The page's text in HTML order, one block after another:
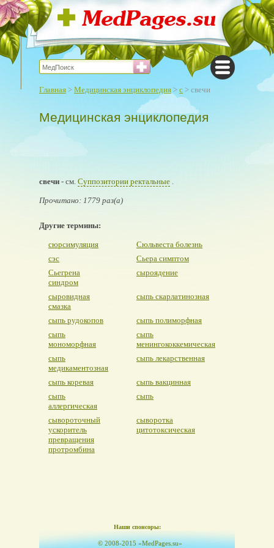
Главная > Медицинская энциклопедия > с > свечи
Медицинская энциклопедия
свечи - см. Суппозитории ректальные .
Прочитано: 1779 раз(а)
Другие термины:
сюрсимуляция
Сюльвеста болезнь
сэс
Сьера симптом
Сьегрена
синдром
сыроядение
сыровидная
смазка
сыпь скарлатинозная
сыпь рудокопов
сыпь полиморфная
сыпь
мономорфная
сыпь
менингококкемическая
сыпь
медикаментозная
сыпь лекарственная
сыпь коревая
сыпь вакцинная
сыпь
аллергическая
сыпь
сывороточный
ускоритель
превращения
протромбина
сыворотка
цитотоксическая
Наши спонсоры:
© 2008-2015 «MedPages.su»